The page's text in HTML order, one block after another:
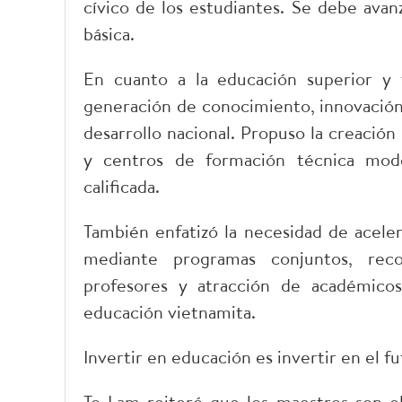
cívico de los estudiantes. Se debe
básica.
En cuanto a la educación superior
generación de conocimiento,
desarrollo nacional. Propuso la
y centros de formación técnica
calificada.
También enfatizó la necesidad de
mediante programas conjuntos,
profesores y atracción de
educación vietnamita.
Invertir en educación es invertir en el